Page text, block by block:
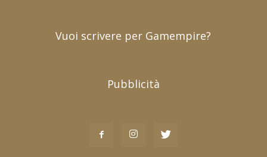
Vuoi scrivere per Gamempire?
Pubblicità